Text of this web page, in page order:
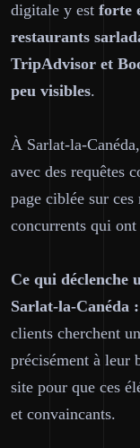
digitale y est forte
restaurants
TripAdvisor et
peu visibles.
À Sarlat-la-
avec des requêtes
page ciblée sur
concurrents qui
Ce qui déclenche
Sarlat-la-Canéda :
clients cherchent
précisément à leur
site pour que ces
et convaincants.